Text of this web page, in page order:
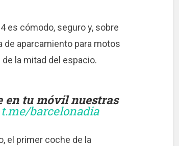
es cómodo, seguro y, sobre
de aparcamiento para motos
la mitad del espacio.
en tu móvil nuestras
t.me/barcelonadia
el primer coche de la